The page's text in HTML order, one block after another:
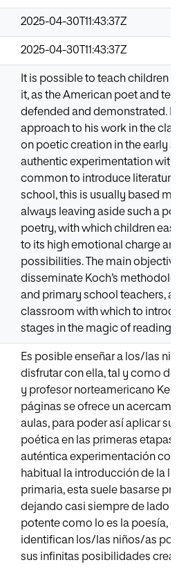
2025-04-30T11:43:37Z
2025-04-30T11:43:37Z
It is possible to teach children
it, as the American poet and
defended and demonstrated.
approach to his work in the
on poetic creation in the early
authentic experimentation with
common to introduce literature
school, this is usually based
always leaving aside such a
poetry, with which children
to its high emotional charge
possibilities. The main
disseminate Koch’s
and primary school teachers, a
classroom with which to
stages in the magic of reading
Es posible enseñar a los/las
disfrutar con ella, tal y como
y profesor norteamericano
páginas se ofrece un
aulas, para poder así aplicar
poética en las primeras etapas
auténtica experimentación con
habitual la introducción de la
primaria, esta suele basarse
dejando casi siempre de lado
potente como lo es la poesía,
identifican los/las niños/as por
sus infinitas posibilidades